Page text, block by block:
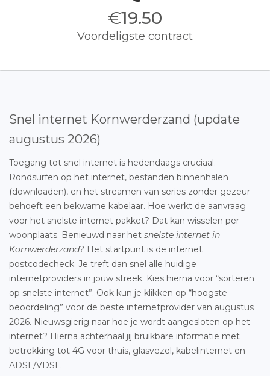
€19.50
Voordeligste contract
Snel internet Kornwerderzand (update
augustus 2026)
Toegang tot snel internet is hedendaags cruciaal.
Rondsurfen op het internet, bestanden binnenhalen
(downloaden), en het streamen van series zonder gezeur
behoeft een bekwame kabelaar. Hoe werkt de aanvraag
voor het snelste internet pakket? Dat kan wisselen per
woonplaats. Benieuwd naar het snelste internet in
Kornwerderzand? Het startpunt is de internet
postcodecheck. Je treft dan snel alle huidige
internetproviders in jouw streek. Kies hierna voor “sorteren
op snelste internet”. Ook kun je klikken op “hoogste
beoordeling” voor de beste internetprovider van augustus
2026. Nieuwsgierig naar hoe je wordt aangesloten op het
internet? Hierna achterhaal jij bruikbare informatie met
betrekking tot 4G voor thuis, glasvezel, kabelinternet en
ADSL/VDSL.